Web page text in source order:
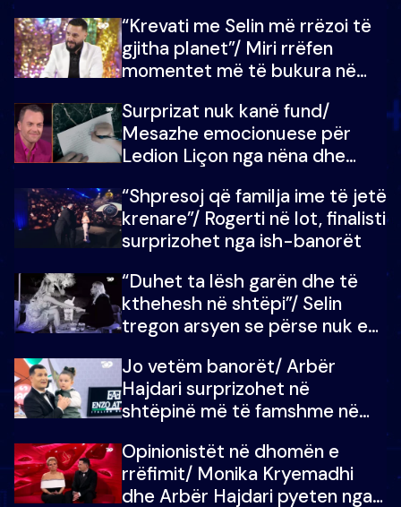
“Krevati me Selin më rrëzoi të
gjitha planet”/ Miri rrëfen
momentet më të bukura në
mungojë zilja e mëngjesit kur…
Surprizat nuk kanë fund/
Mesazhe emocionuese për
Ledion Liçon nga nëna dhe
mban dot lotët: Nuk meritoj…
“Shpresoj që familja ime të jetë
krenare”/ Rogerti në lot, finalisti
surprizohet nga ish-banorët
“Duhet ta lësh garën dhe të
kthehesh në shtëpi”/ Selin
tregon arsyen se përse nuk e
çoja luftën time deri në fund
Jo vetëm banorët/ Arbër
Hajdari surprizohet në
shtëpinë më të famshme në
vajzën e tij
Opinionistët në dhomën e
rrëfimit/ Monika Kryemadhi
dhe Arbër Hajdari pyeten nga